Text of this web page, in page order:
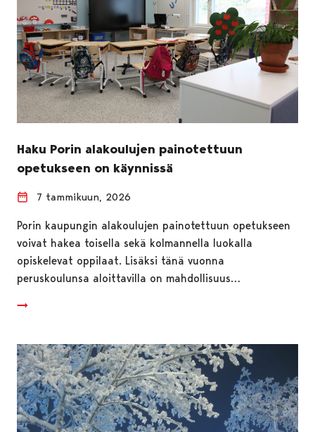
Haku Porin alakoulujen painotettuun
opetukseen on käynnissä
7 tammikuun, 2026
Porin kaupungin alakoulujen painotettuun opetukseen
voivat hakea toisella sekä kolmannella luokalla
opiskelevat oppilaat. Lisäksi tänä vuonna
peruskoulunsa aloittavilla on mahdollisuus…